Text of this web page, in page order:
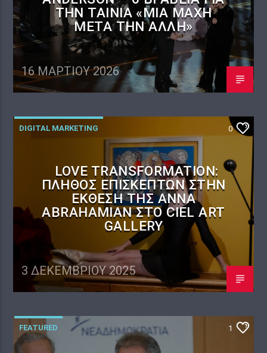
ΤΗΝ ΤΑΙΝΊΑ «ΜΊΑ ΜΆΧΗ
ΜΕΤΆ ΤΗΝ ΆΛΛΗ»
16 ΜΑΡΤΊΟΥ 2026
DIGITAL MARKETING 0
LOVE TRANSFORMATION:
ΠΛΉΘΟΣ ΕΠΙΣΚΕΠΤΏΝ ΣΤΗΝ
ΈΚΘΕΣΗ ΤΗΣ ANNA
ABRAHAMIAN ΣΤΟ CIEL ART
GALLERY
3 ΔΕΚΕΜΒΡΊΟΥ 2025
FEATURED 1